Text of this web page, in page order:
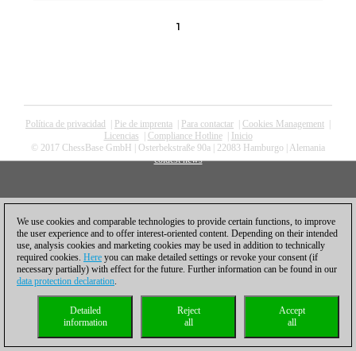
1
Política de privacidad Pie de imprenta Para contactar Cookies Management
Licencias
Compliance Hotline|
Inicio
© 2017 ChessBase GmbH | Osterbekstraße 90a | 22083 Hamburgo | Alemania
coldest news
We use cookies and comparable technologies to provide certain functions, to improve
the user experience and to offer interest-oriented content. Depending on their intended
use, analysis cookies and marketing cookies may be used in addition to technically
required cookies. Here you can make detailed settings or revoke your consent (if
necessary partially) with effect for the future. Further information can be found in our
data protection declaration.
Accept
all
Reject
all
Detailed
information